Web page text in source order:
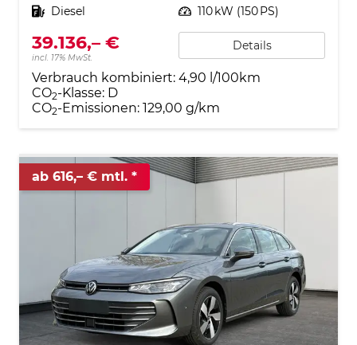
Kraftstoff Diesel Leistung 110 kW (150 PS)
39.136,– €
incl. 17% MwSt.
Details
Verbrauch kombiniert: 4,90 l/100km
CO2-Klasse: D
CO2-Emissionen: 129,00 g/km
ab 616,– € mtl.